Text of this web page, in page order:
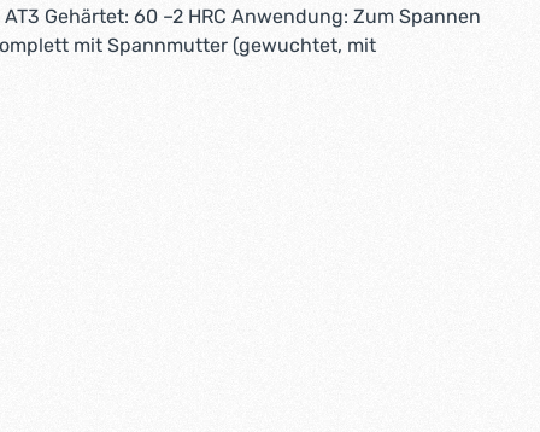
Gehärtet: 60 –2 HRC Anwendung: Zum Spannen
mit Spannmutter (gewuchtet, mit